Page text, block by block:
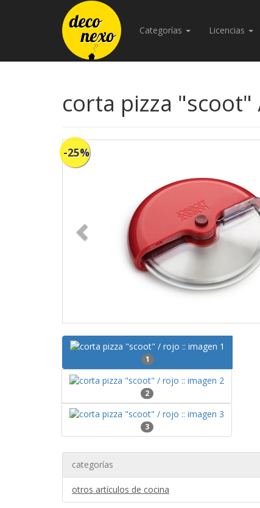
Categorías Licencias
corta pizza
-25%
1
2
3
categorías
otros artículos de cocina